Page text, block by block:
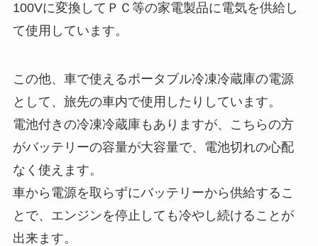
100Vに変換してＰＣ等の家電製品に電気を供給し
て使用しています。
この他、車で使えるポータブル冷凍冷蔵庫の電源
として、旅先の車内で使用したりしています。
電池付きの冷凍冷蔵庫もありますが、こちらの方
がバッテリーの容量が大容量で、電池切れの心配
なく使えます。
車から電源を取らずにバッテリーから供給するこ
とで、エンジンを停止しても冷やし続けることが
出来ます。